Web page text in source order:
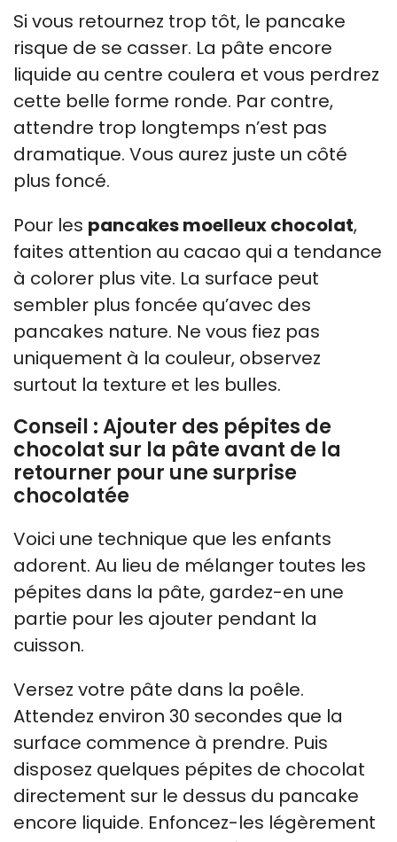
Si vous retournez trop tôt, le pancake
risque de se casser. La pâte encore
liquide au centre coulera et vous perdrez
cette belle forme ronde. Par contre,
attendre trop longtemps n’est pas
dramatique. Vous aurez juste un côté
plus foncé.
Pour les pancakes moelleux chocolat,
faites attention au cacao qui a tendance
à colorer plus vite. La surface peut
sembler plus foncée qu’avec des
pancakes nature. Ne vous fiez pas
uniquement à la couleur, observez
surtout la texture et les bulles.
Conseil : Ajouter des pépites de
chocolat sur la pâte avant de la
retourner pour une surprise
chocolatée
Voici une technique que les enfants
adorent. Au lieu de mélanger toutes les
pépites dans la pâte, gardez-en une
partie pour les ajouter pendant la
cuisson.
Versez votre pâte dans la poêle.
Attendez environ 30 secondes que la
surface commence à prendre. Puis
disposez quelques pépites de chocolat
directement sur le dessus du pancake
encore liquide. Enfoncez-les légèrement